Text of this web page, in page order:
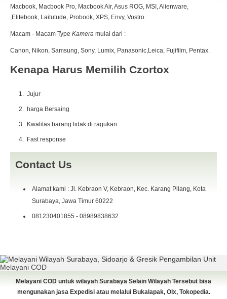
Macbook, Macbook Pro, Macbook Air, Asus ROG, MSI, Alienware,
,Elitebook, Laitutude, Probook, XPS, Envy, Vostro.
Macam - Macam Type Kamera mulai dari :
Canon, Nikon, Samsung, Sony, Lumix, Panasonic,Leica, Fujifilm, Pentax.
Kenapa Harus Memilih Czortox
Jujur
harga Bersaing
Kwalitas barang tidak di ragukan
Fast response
Contact Us
Alamat kami : Jl. Kebraon V, Kebraon, Kec. Karang Pilang, Kota
Surabaya, Jawa Timur 60222
081230401855 - 08989838632
Pengambilan Unit
Melayani COD
Melayani COD untuk wilayah Surabaya Selain Wilayah Tersebut bisa
mengunakan jasa Expedisi atau melalui Bukalapak, Olx, Tokopedia.